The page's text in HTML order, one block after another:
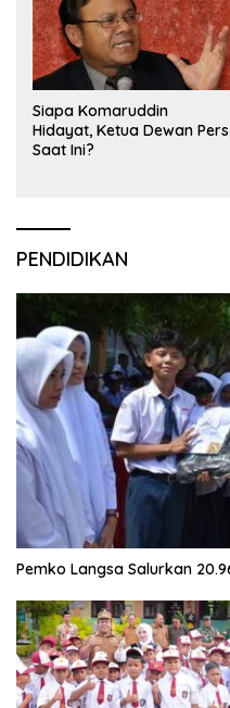
Siapa Komaruddin
Hidayat, Ketua Dewan Pers
Saat Ini?
PENDIDIKAN
Pemko Langsa Salurkan